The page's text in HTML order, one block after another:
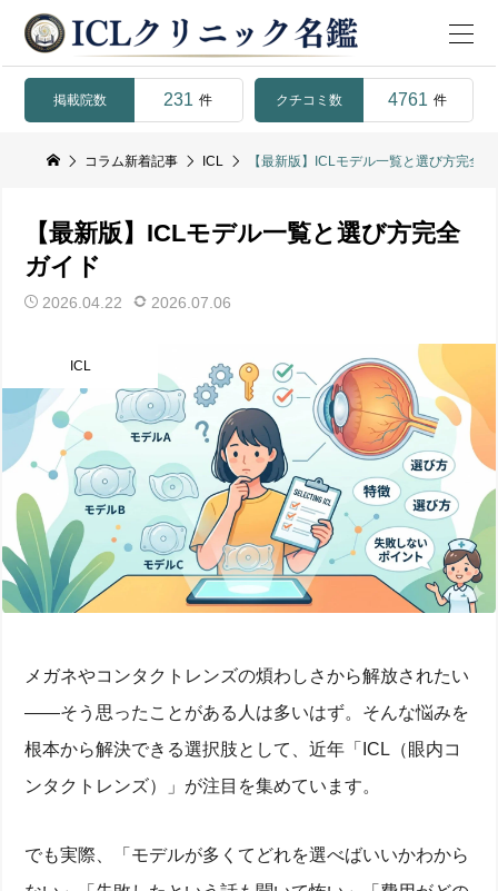
掲載院数 231 件 クチコミ数 4761 件
コラム新着記事 ICL 【最新版】ICLモデル一覧と選び方完全
【最新版】ICLモデル一覧と選び方完全
ガイド
2026.04.22 2026.07.06
ICL
メガネやコンタクトレンズの煩わしさから解放されたい
——そう思ったことがある人は多いはず。そんな悩みを
根本から解決できる選択肢として、近年「ICL（眼内コ
ンタクトレンズ）」が注目を集めています。
でも実際、「モデルが多くてどれを選べばいいかわから